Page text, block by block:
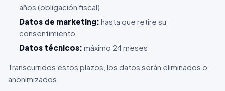
años (obligación fiscal)
Datos de marketing: hasta que retire su
consentimiento
Datos técnicos: máximo 24 meses
Transcurridos estos plazos, los datos serán eliminados o
anonimizados.